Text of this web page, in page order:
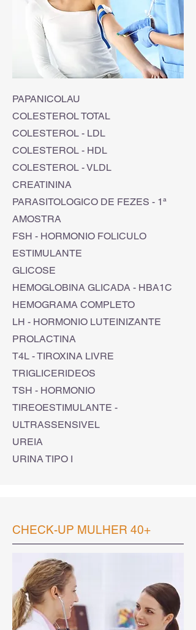
PAPANICOLAU
COLESTEROL TOTAL
COLESTEROL - LDL
COLESTEROL - HDL
COLESTEROL - VLDL
CREATININA
PARASITOLOGICO DE FEZES - 1ª
AMOSTRA
FSH - HORMONIO FOLICULO
ESTIMULANTE
GLICOSE
HEMOGLOBINA GLICADA - HBA1C
HEMOGRAMA COMPLETO
LH - HORMONIO LUTEINIZANTE
PROLACTINA
T4L - TIROXINA LIVRE
TRIGLICERIDEOS
TSH - HORMONIO
TIREOESTIMULANTE -
ULTRASSENSIVEL
UREIA
URINA TIPO I
CHECK-UP MULHER 40+